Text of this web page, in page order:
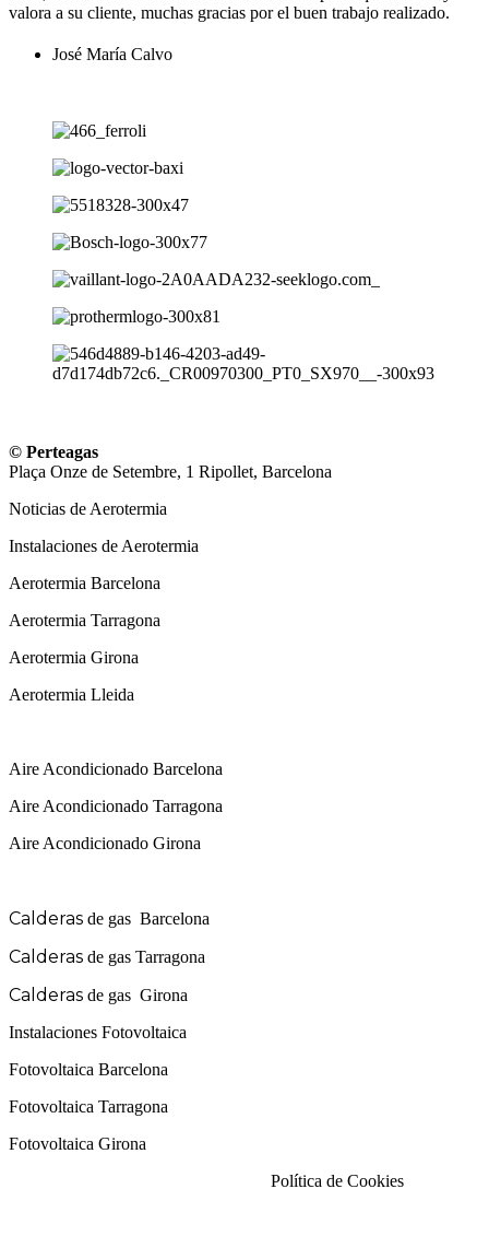
valora a su cliente, muchas gracias por el buen trabajo realizado.
José María Calvo
© Perteagas
Plaça Onze de Setembre, 1 Ripollet, Barcelona
Noticias de Aerotermia
Instalaciones de Aerotermia
Aerotermia Barcelona
Aerotermia Tarragona
Aerotermia Girona
Aerotermia Lleida
Aire Acondicionado Barcelona
Aire Acondicionado Tarragona
Aire Acondicionado Girona
Calderas de gas Barcelona
Calderas de gas Tarragona
Calderas de gas Girona
Instalaciones Fotovoltaica
Fotovoltaica Barcelona
Fotovoltaica Tarragona
Fotovoltaica Girona
Política de Cookies